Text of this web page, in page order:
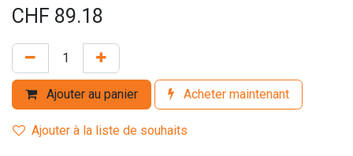
CHF 89.18
Ajouter au panier Acheter maintenant
Ajouter à la liste de souhaits